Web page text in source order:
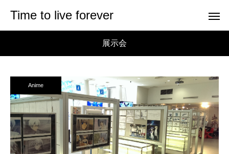
Time to live forever
展示会
Anime